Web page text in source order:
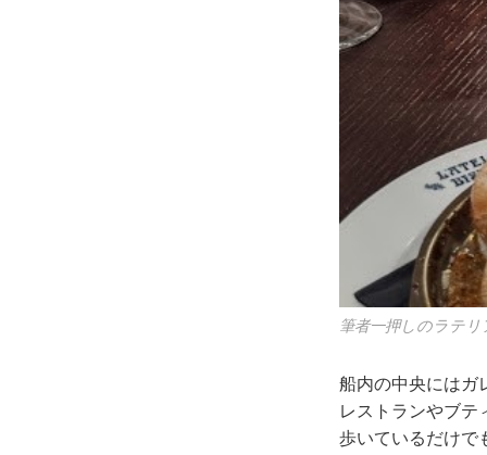
筆者一押しのラテ
船内の中央にはガ
レストランやブテ
歩いているだけで